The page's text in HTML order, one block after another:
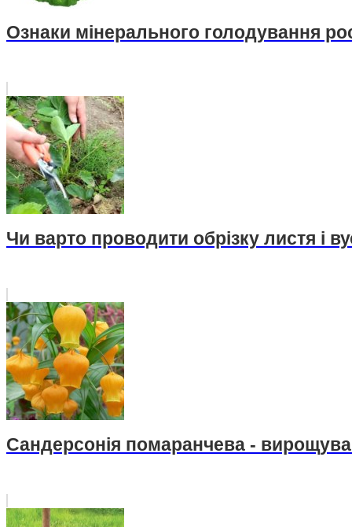
Ознаки мінерального голодування
Чи варто проводити обрізку листя і
Сандерсонія помаранчева -